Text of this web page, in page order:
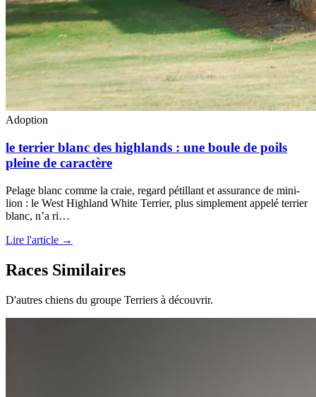
Adoption
le terrier blanc des highlands : une boule de poils
pleine de caractère
Pelage blanc comme la craie, regard pétillant et assurance de mini-
lion : le West Highland White Terrier, plus simplement appelé terrier
blanc, n’a ri…
Lire l'article →
Races Similaires
D'autres chiens du groupe Terriers à découvrir.